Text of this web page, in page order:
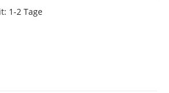
1-2 Tage